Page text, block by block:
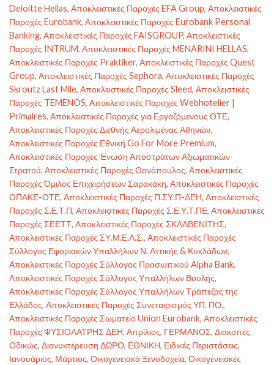
Deloitte Hellas, Αποκλειστικές Παροχές EFA Group, Αποκλειστικές
Παροχές Eurobank, Αποκλειστικές Παροχές Eurobank Personal
Banking, Αποκλειστικές Παροχές FAISGROUP, Αποκλειστικές
Παροχές INTRUM, Αποκλειστικές Παροχές MENARINI HELLAS,
Αποκλειστικές Παροχές Praktiker, Αποκλειστικές Παροχές Quest
Group, Αποκλειστικές Παροχές Sephora, Αποκλειστικές Παροχές
Skroutz Last Mile, Αποκλειστικές Παροχές Sleed, Αποκλειστικές
Παροχές TEMENOS, Αποκλειστικές Παροχές Webhotelier |
Primalres, Αποκλειστικές Παροχές για Εργαζόμενους ΟΤΕ,
Αποκλειστικές Παροχές Διεθνής Αερολιμένας Αθηνών,
Αποκλειστικές Παροχές Εθνική Go For More Premium,
Αποκλειστικές Παροχές Ένωση Αποστράτων Αξιωματικών
Στρατού, Αποκλειστικές Παροχές Θανόπουλος, Αποκλειστικές
Παροχές Όμιλος Επιχειρήσεων Σαρακάκη, Αποκλειστικές Παροχές
ΟΠΑΚΕ-ΟΤΕ, Αποκλειστικές Παροχές Π.ΣΥ.Π-ΔΕΗ, Αποκλειστικές
Παροχές Σ.Ε.Τ.Π, Αποκλειστικές Παροχές Σ.Ε.Υ.Τ.ΠΕ, Αποκλειστικές
Παροχές ΣΕΕΤΤ, Αποκλειστικές Παροχές ΣΚΛΑΒΕΝΙΤΗΣ,
Αποκλειστικές Παροχές ΣΥ.Μ.Ε.Λ.Σ., Αποκλειστικές Παροχές
Σύλλογος Εφοριακών Υπαλλήλων Ν. Αττικής & Κυκλάδων,
Αποκλειστικές Παροχές Σύλλογος Προσωπικού Alpha Bank,
Αποκλειστικές Παροχές Σύλλογος Υπαλλήλων Βουλής,
Αποκλειστικές Παροχές Σύλλογος Υπαλλήλων Τράπεζας της
Ελλάδος, Αποκλειστικές Παροχές Συνεταιρισμός ΥΠ. ΠΟ.,
Αποκλειστικές Παροχές Σωματείο Union Eurobank, Αποκλειστικές
Παροχές ΦΥΣΙΟΛΑΤΡΗΣ ΔΕΗ, Απρίλιος, ΓΕΡΜΑΝΟΣ, Διακοπές
Οδικώς, Διανυκτέρευση ΔΩΡΟ, ΕΘΝΙΚΗ, Ειδικές Περιστάσεις,
Ιανουάριος, Μάρτιος, Οικογενειακά Ξενοδοχεία, Οικογενειακές